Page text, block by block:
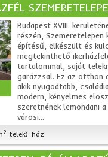
Budapest XVIII.
részén, Szemeretelepen
építésű, elkészült és
megtekinthető
tartalommal, saját
garázzsal. Ez az otthon
akik nyugodtabb,
modern, kényelmes
szeretnének lemondani
városi...
2 telek) ház